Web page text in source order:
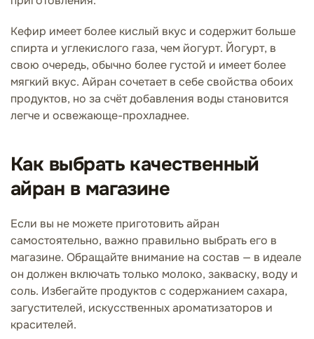
Кефир имеет более кислый вкус и содержит больше
спирта и углекислого газа, чем йогурт. Йогурт, в
свою очередь, обычно более густой и имеет более
мягкий вкус. Айран сочетает в себе свойства обоих
продуктов, но за счёт добавления воды становится
легче и освежающе-прохладнее.
Как выбрать качественный
айран в магазине
Если вы не можете приготовить айран
самостоятельно, важно правильно выбрать его в
магазине. Обращайте внимание на состав — в идеале
он должен включать только молоко, закваску, воду и
соль. Избегайте продуктов с содержанием сахара,
загустителей, искусственных ароматизаторов и
красителей.